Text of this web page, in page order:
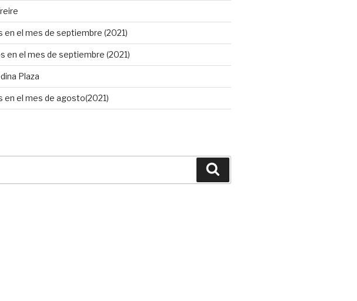
el mes de septiembre (2021)
en el mes de septiembre (2021)
Plaza
en el mes de agosto(2021)